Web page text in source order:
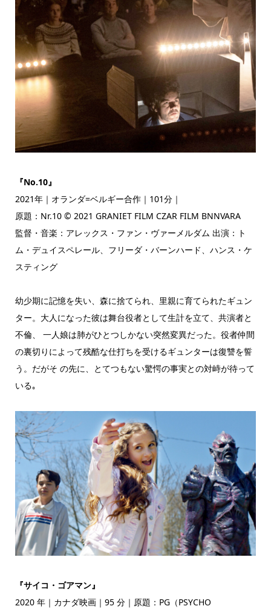
『No.10』
2021年｜オランダ=ベルギー合作｜101分｜
原題：Nr.10 © 2021 GRANIET FILM CZAR FILM BNNVARA
監督・音楽：アレックス・ファン・ヴァーメルダム 出演：ト
ム・デュイスペレール、フリーダ・バーンハード、ハンス・ケ
スティング
幼少期に記憶を失い、森に捨てられ、里親に育てられたギュン
ター。大人になった彼は舞台役者として生計を立て、共演者と
不倫、 一人娘は肺がひとつしかない突然変異だった。役者仲間
の裏切りによって残酷な仕打ちを受けるギュンターは復讐を誓
う。だがそ の先に、とてつもない驚愕の事実との対峙が待って
いる｡
『サイコ・ゴアマン』
2020 年｜カナダ映画｜95 分｜原題：PG（PSYCHO